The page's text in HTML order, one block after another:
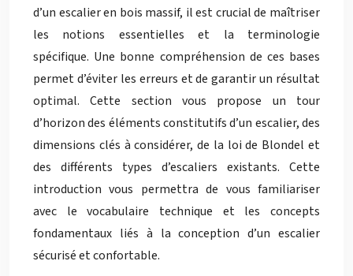
d’un escalier en bois massif, il est crucial de maîtriser
les notions essentielles et la terminologie
spécifique. Une bonne compréhension de ces bases
permet d’éviter les erreurs et de garantir un résultat
optimal. Cette section vous propose un tour
d’horizon des éléments constitutifs d’un escalier, des
dimensions clés à considérer, de la loi de Blondel et
des différents types d’escaliers existants. Cette
introduction vous permettra de vous familiariser
avec le vocabulaire technique et les concepts
fondamentaux liés à la conception d’un escalier
sécurisé et confortable.